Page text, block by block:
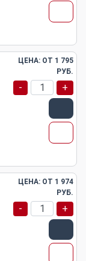
ЦЕНА: ОТ 1 795
РУБ.
- +
ЦЕНА: ОТ 1 974
РУБ.
- +